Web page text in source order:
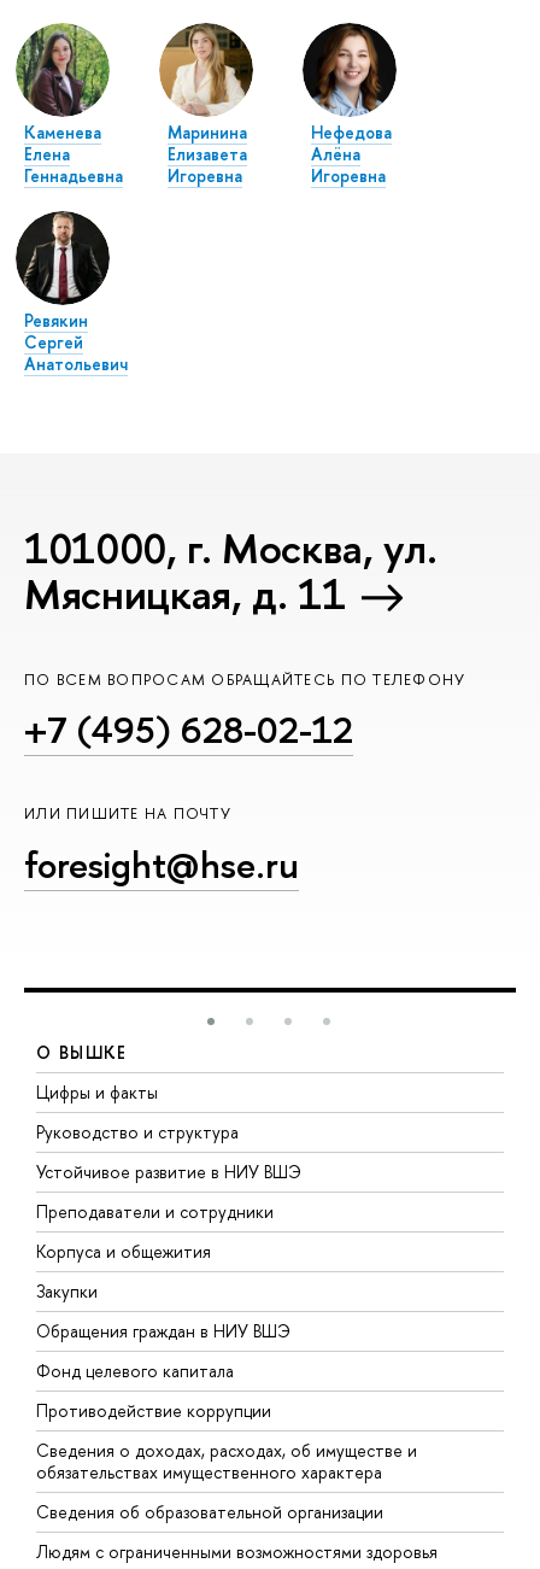
Каменева
Елена
Геннадьевна
Маринина
Елизавета
Игоревна
Нефедова
Алёна
Игоревна
Ревякин
Сергей
Анатольевич
101000, г. Москва, ул.
Мясницкая, д. 11
ПО ВСЕМ ВОПРОСАМ ОБРАЩАЙТЕСЬ ПО ТЕЛЕФОНУ
+7 (495) 628-02-12
ИЛИ ПИШИТЕ НА ПОЧТУ
foresight@hse.ru
О ВЫШКЕ
Цифры и факты
Руководство и структура
Устойчивое развитие в НИУ ВШЭ
Преподаватели и сотрудники
Корпуса и общежития
Закупки
Обращения граждан в НИУ ВШЭ
Фонд целевого капитала
Противодействие коррупции
Сведения о доходах, расходах, об имуществе и
обязательствах имущественного характера
Сведения об образовательной организации
Людям с ограниченными возможностями здоровья